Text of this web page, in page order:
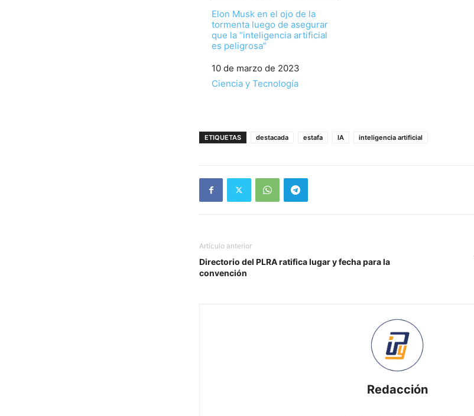
Elon Musk en el ojo de la
tormenta luego de asegurar
que la “inteligencia artificial
es peligrosa”
Fecha
10 de marzo de 2023
Respecto a
Ciencia y Tecnología
ETIQUETAS destacada estafa IA inteligencia artificial
Artículo anterior
Directorio del PLRA ratifica lugar y fecha para la
convención
Redacción